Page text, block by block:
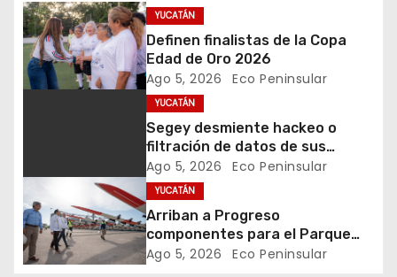
ó
n
d
n
t
YUCATÁN
Definen finalistas de la Copa
Edad de Oro 2026
Ago 5, 2026 Eco Peninsular
YUCATÁN
Segey desmiente hackeo o
filtración de datos de sus
trabajadores
Ago 5, 2026 Eco Peninsular
YUCATÁN
Arriban a Progreso
componentes para el Parque
Eólico Tizimín II, con inversión de
Ago 5, 2026 Eco Peninsular